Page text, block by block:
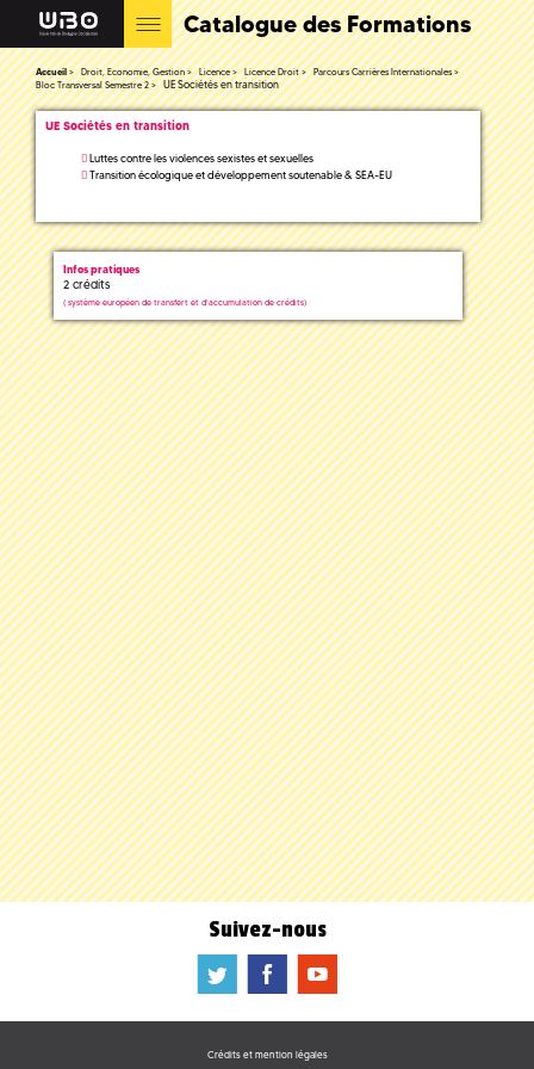
Catalogue des Formations
Accueil Droit, Economie, Gestion Licence Licence Droit
Parcours Carrières Internationales
Bloc Transversal Semestre 2
UE Sociétés en transition
UE Sociétés en transition
Luttes contre les violences sexistes et sexuelles
Transition écologique et développement soutenable & SEA-EU
Infos pratiques
2 crédits
( système européen de transfert et d'accumulation de crédits)
Suivez-nous
a b f
Crédits et mention légales